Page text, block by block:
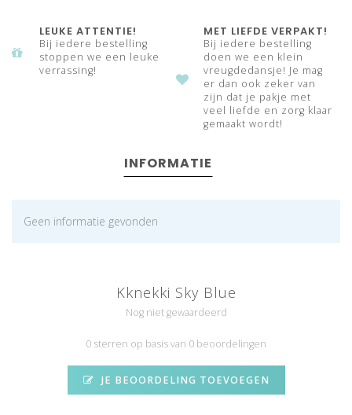
LEUKE ATTENTIE!
Bij iedere bestelling
stoppen we een leuke
verrassing!
MET LIEFDE VERPAKT!
Bij iedere bestelling
doen we een klein
vreugdedansje! Je mag
er dan ook zeker van
zijn dat je pakje met
veel liefde en zorg klaar
gemaakt wordt!
INFORMATIE
Geen informatie gevonden
Kknekki Sky Blue
Nog niet gewaardeerd
0 sterren op basis van 0 beoordelingen
JE BEOORDELING TOEVOEGEN